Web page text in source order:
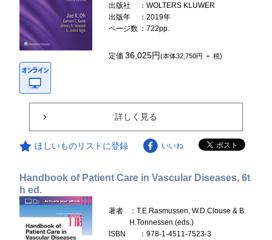
出版社
：WOLTERS KLUWER
出版年
：2019年
ページ数 ：722pp.
定価36,025円(本体32,750円 ＋ 税)
詳しく見る
ほしいものリストに登録 いいね
Handbook of Patient Care in Vascular Diseases, 6t
h ed.
著者
：T.E.Rasmussen, W.D.Clouse & B.
H.Tonnessen (eds.)
ISBN
：978-1-4511-7523-3